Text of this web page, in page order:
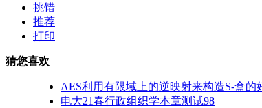
挑错
推荐
打印
猜您喜欢
AES利用有限域上的逆映射来构造S-盒的
电大21春行政组织学本章测试98